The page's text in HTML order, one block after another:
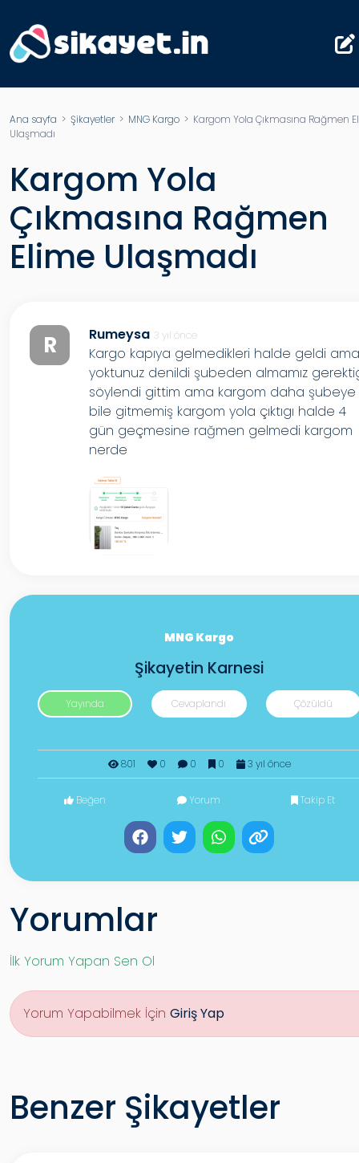
Ana sayfa > Şikayetler> MNG Kargo > Kargom Yola Çıkmasına Rağmen
Ulaşmadı
Kargom Yola
Çıkmasına Rağmen
Elime Ulaşmadı
R Rumeysa 3 yıl önce
Kargo kapıya gelmedikleri halde geldi
yoktunuz denildi şubeden almamız
söylendi gittim ama kargom daha şubeye
bile gitmemiş kargom yola çıktıgı halde 4
gün geçmesine rağmen gelmedi kargom
nerde
MNG Kargo
Şikayetin Karnesi
Yayında Cevaplandı Çözüldü
801 0 0 0 3 yıl önce
Beğen Yorum Takip Et
Yorumlar
İlk Yorum Yapan Sen Ol
Yorum Yapabilmek İçin Giriş Yap
Benzer Şikayetler